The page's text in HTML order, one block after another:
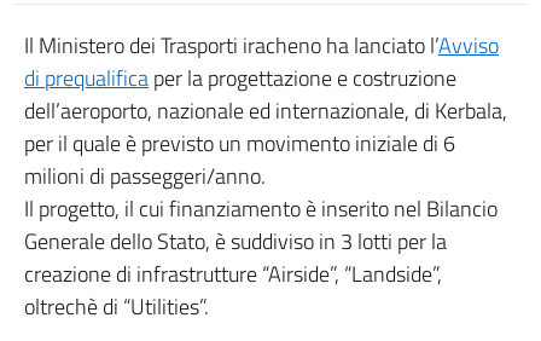
Il Ministero dei Trasporti iracheno ha lanciato l’Avviso
di prequalificaper la progettazione e costruzione
dell’aeroporto, nazionale ed internazionale, di Kerbala,
per il quale è previsto un movimento iniziale di 6
milioni di passeggeri/anno.
Il progetto, il cui finanziamento è inserito nel Bilancio
Generale dello Stato, è suddiviso in 3 lotti per la
creazione di infrastrutture “Airside”, “Landside”,
oltrechè di “Utilities”.